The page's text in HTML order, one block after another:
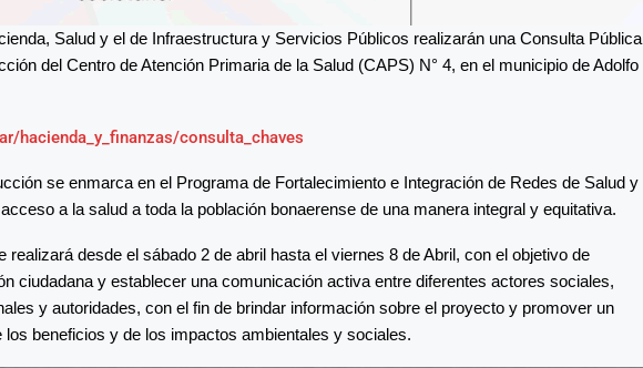
Salud y el de Infraestructura y Servicios Públicos realizarán una Consulta Pública
del Centro de Atención Primaria de la Salud (CAPS) N° 4, en el municipio de Adolfo
hacienda_y_finanzas/consulta_chaves
se enmarca en el Programa de Fortalecimiento e Integración de Redes de Salud y
a la salud a toda la población bonaerense de una manera integral y equitativa.
realizará desde el sábado 2 de abril hasta el viernes 8 de Abril, con el objetivo de
ciudadana y establecer una comunicación activa entre diferentes actores sociales,
y autoridades, con el fin de brindar información sobre el proyecto y promover un
los beneficios y de los impactos ambientales y sociales.